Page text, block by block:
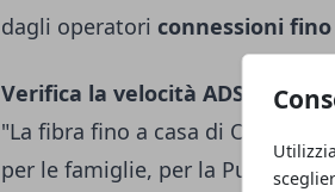
dagli operatori connessioni fino
Verifica la velocità ADSL e
"La fibra fino a casa di Open
per le famiglie, per la Pubblica